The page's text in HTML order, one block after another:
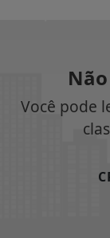
Você pode